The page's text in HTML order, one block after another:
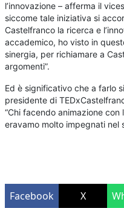
l’innovazione – afferma il
siccome tale iniziativa si
Castelfranco la ricerca e
accademico, ho visto in
sinergia, per richiamare a
argomenti”.
Ed è significativo che a farlo
presidente di
“Chi facendo animazione
eravamo molto impegnati nel
Facebook X